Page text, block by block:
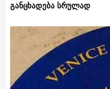
განცხადება სრულად